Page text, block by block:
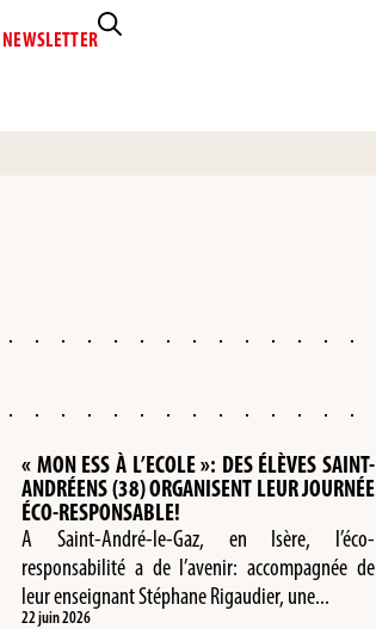
NEWSLETTER
« MON ESS À L’ECOLE »: DES ÉLÈVES SAINT-
ANDRÉENS (38) ORGANISENT LEUR JOURNÉE
ÉCO-RESPONSABLE!
A Saint-André-le-Gaz, en Isère, l’éco-
responsabilité a de l’avenir: accompagnée de
leur enseignant Stéphane Rigaudier, une...
22 juin 2026